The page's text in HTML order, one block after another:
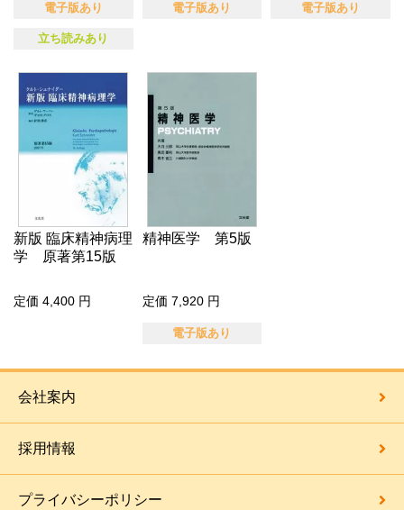
電子版あり
立ち読みあり
電子版あり 電子版あり
新版 臨床精神病理
学 原著第15版
定価 4,400 円
精神医学 第5版
定価 7,920 円
電子版あり
会社案内
採用情報
プライバシーポリシー